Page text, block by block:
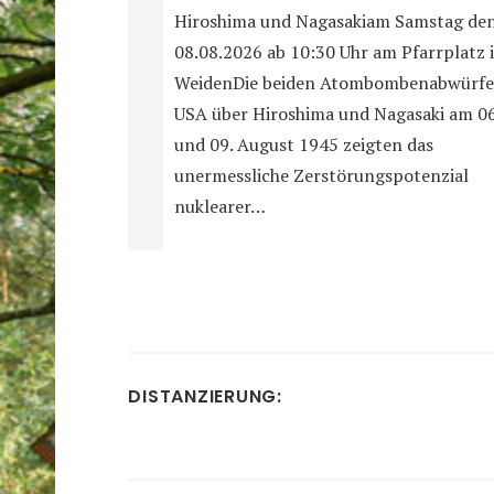
Hiroshima und Nagasakiam Samstag
08.08.2026 ab 10:30 Uhr am Pfarrplatz
WeidenDie beiden
USA über Hiroshima und Nagasaki am
und 09. August 1945 zeigten das
unermessliche Zerstörungspotenzial
nuklearer…
DISTANZIERUNG: